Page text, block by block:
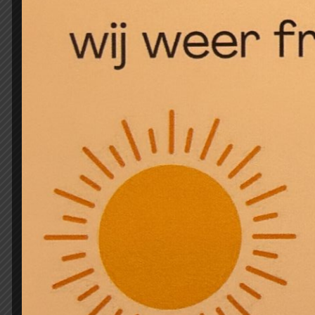
Beschrijving
Wilde spinazie per bos
Gerelateerde